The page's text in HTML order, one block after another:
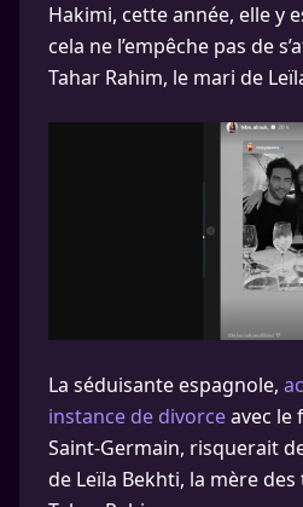
Hakimi, cette année, elle y
cela ne l’empêche pas de
Tahar Rahim, le mari de
La séduisante espagnole,
instance de divorceavec le
Saint-Germain, risquerait
de Leïla Bekhti, la mère